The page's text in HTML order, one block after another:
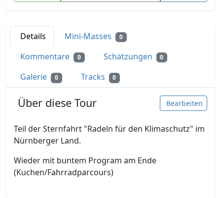
Details Mini-Masses 0
Kommentare 0 Schätzungen 0
Galerie 0 Tracks 0
Über diese Tour Bearbeiten
Teil der Sternfahrt "Radeln für den Klimaschutz" im
Nürnberger Land.
Wieder mit buntem Program am Ende
(Kuchen/Fahrradparcours)